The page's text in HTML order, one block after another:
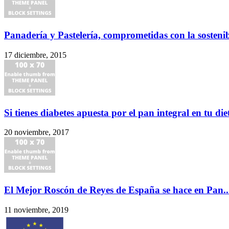
Panadería y Pastelería, comprometidas con la
17 diciembre, 2015
Si tienes diabetes apuesta por el pan integral en tu
20 noviembre, 2017
El Mejor Roscón de Reyes de España se hace en
11 noviembre, 2019